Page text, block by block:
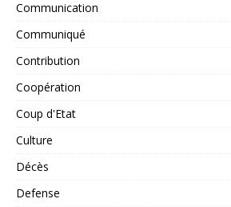
Communication
Communiqué
Contribution
Coopération
Coup d'Etat
Culture
Décès
Defense